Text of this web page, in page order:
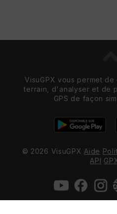
VisuGPX vous permet
terrain, d'analyser et de
GPS de façon
© 2026 VisuGPX Aide
API